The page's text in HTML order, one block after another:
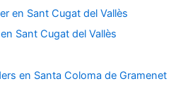
Sant Cugat del Vallès